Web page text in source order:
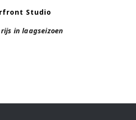
Studio
in laagseizoen